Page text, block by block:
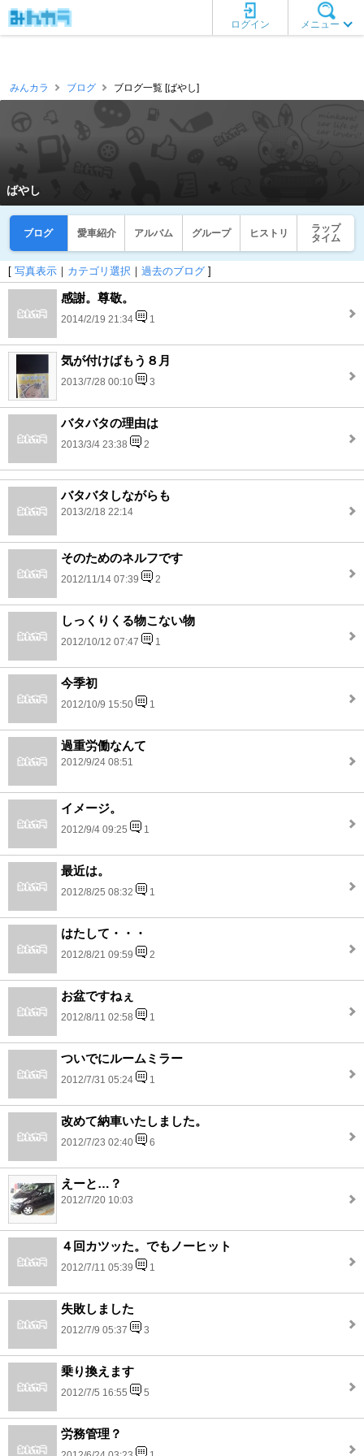
メニュー
ログイン
みんカラ ブログ ブログ一覧 [ばやし]
ばやし
ブログ 愛車紹介 アルバム グループ ヒストリ
ラップ
タイム
[ 写真表示 ｜ カテゴリ選択 ｜ 過去のブログ ]
感謝。尊敬。
2014/2/19 21:34 1
気が付けばもう８月
2013/7/28 00:10 3
バタバタの理由は
2013/3/4 23:38 2
バタバタしながらも
2013/2/18 22:14
そのためのネルフです
2012/11/14 07:39 2
しっくりくる物こない物
2012/10/12 07:47 1
今季初
2012/10/9 15:50 1
過重労働なんて
2012/9/24 08:51
イメージ。
2012/9/4 09:25 1
最近は。
2012/8/25 08:32 1
はたして・・・
2012/8/21 09:59 2
お盆ですねぇ
2012/8/11 02:58 1
ついでにルームミラー
2012/7/31 05:24 1
改めて納車いたしました。
2012/7/23 02:40 6
えーと…？
2012/7/20 10:03
４回カツッた。でもノーヒット
2012/7/11 05:39 1
失敗しました
2012/7/9 05:37 3
乗り換えます
2012/7/5 16:55 5
労務管理？